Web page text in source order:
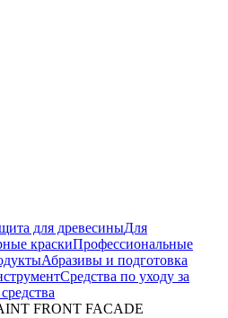
для древесиныДля
краскиПрофессиональные
Абразивы и подготовка
Средства по уходу за
FRONT FACADE